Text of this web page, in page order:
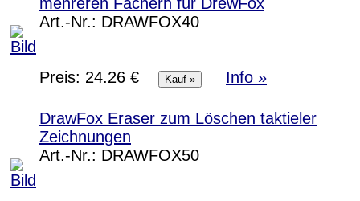
mehreren Fächern für DrewFox
Art.-Nr.: DRAWFOX40
Preis: 24.26 € Info »
DrawFox Eraser zum Löschen taktieler
Zeichnungen
Art.-Nr.: DRAWFOX50